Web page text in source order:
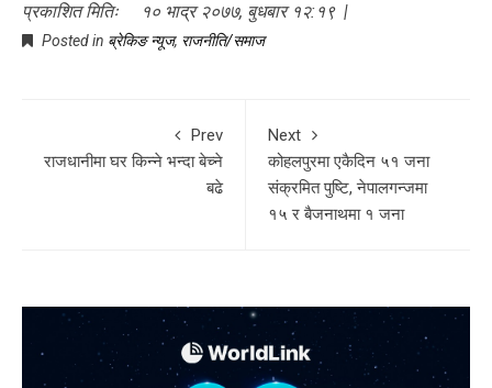
प्रकाशित मितिः १० भाद्र २०७७, बुधबार १२:१९ |
Posted in ब्रेकिङ न्यूज, राजनीति/समाज
Prev
राजधानीमा घर किन्ने भन्दा बेच्ने
बढे
Next
कोहलपुरमा एकैदिन ५१ जना
संक्रमित पुष्टि, नेपालगन्जमा
१५ र बैजनाथमा १ जना